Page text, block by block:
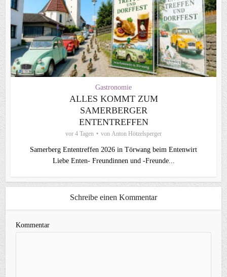
Gastronomie
ALLES KOMMT ZUM
SAMERBERGER
ENTENTREFFEN
vor 4 Tagen von Anton Hötzelsperger
Samerberg Ententreffen 2026 in Törwang beim Entenwirt
Liebe Enten- Freundinnen und -Freunde...
Schreibe einen Kommentar
Kommentar